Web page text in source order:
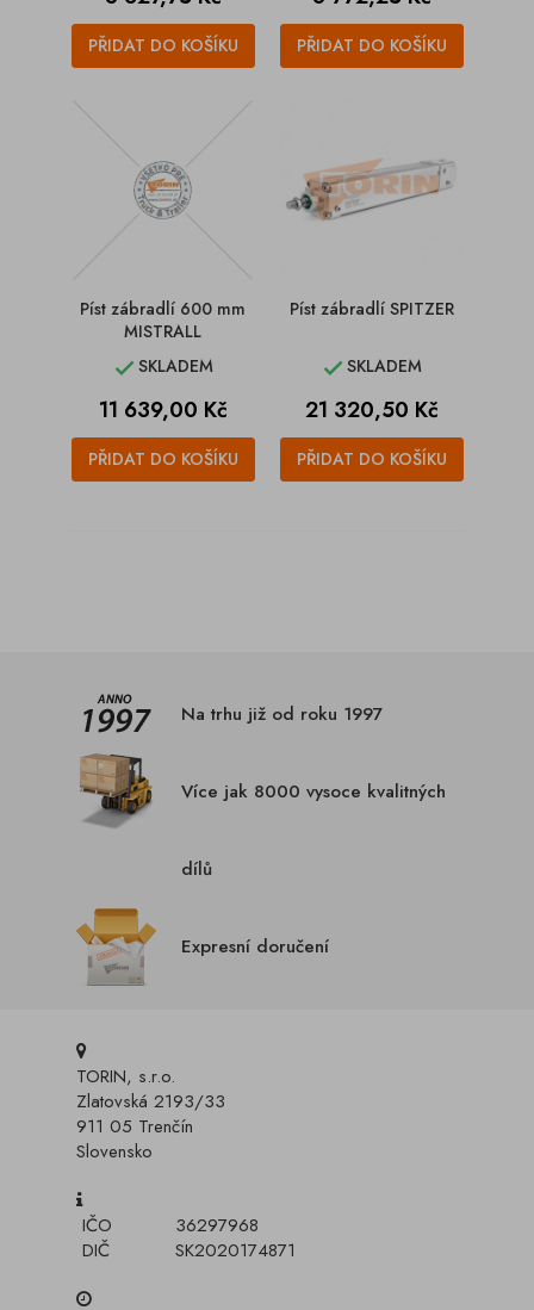
PŘIDAT DO KOŠÍKU PŘIDAT DO KOŠÍKU
Píst zábradlí 600 mm
MISTRALL
SKLADEM
Cena
11 639,00 Kč
PŘIDAT DO KOŠÍKU
Píst zábradlí SPITZER
SKLADEM
Cena
21 320,50 Kč
PŘIDAT DO KOŠÍKU
Na trhu již od roku 1997
Více jak 8000 vysoce kvalitných
dílů
Expresní doručení
TORIN, s.r.o.
Zlatovská 2193/33
911 05 Trenčín
Slovensko
IČO
36297968
DIČ
SK2020174871